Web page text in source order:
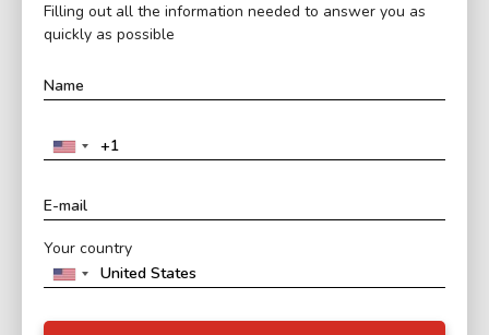
Filling out all the information needed to answer you as
quickly as possible
Your country